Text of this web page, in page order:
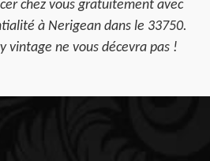
chez vous gratuitement avec
à Nerigean dans le 33750.
vintage ne vous décevra pas !